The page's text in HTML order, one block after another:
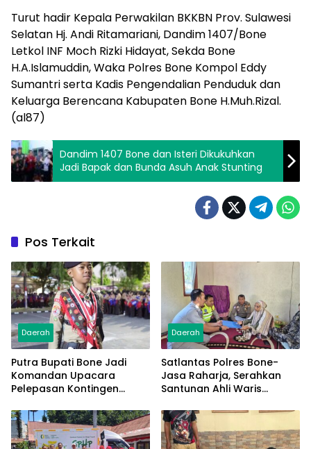
Turut hadir Kepala Perwakilan BKKBN Prov. Sulawesi
Selatan Hj. Andi Ritamariani, Dandim 1407/Bone
Letkol INF Moch Rizki Hidayat, Sekda Bone
H.A.Islamuddin, Waka Polres Bone Kompol Eddy
Sumantri serta Kadis Pengendalian Penduduk dan
Keluarga Berencana Kabupaten Bone H.Muh.Rizal.
(al87)
Dandim 1407 Bone dan Isteri Dikukuhkan
Jadi Bapak dan Bunda Asuh Anak Stunting
Pos Terkait
Daerah
Putra Bupati Bone Jadi
Komandan Upacara
Pelepasan Kontingen
Daerah
Satlantas Polres Bone-
Jasa Raharja, Serahkan
Santunan Ahli Waris
Rp50 Juta